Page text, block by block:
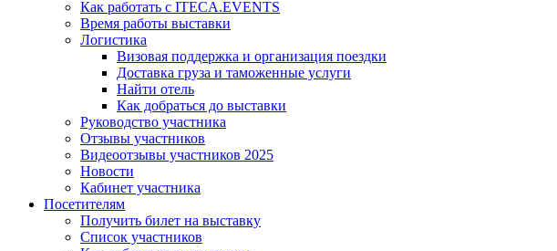
Как работать с ITECA.EVENTS
Время работы выставки
Логистика
Визовая поддержка и организация поездки
Доставка груза и таможенные услуги
Найти отель
Как добраться до выставки
Руководство участника
Отзывы участников
Видеоотзывы участников 2025
Новости
Кабинет участника
Посетителям
Получить билет на выставку
Список участников